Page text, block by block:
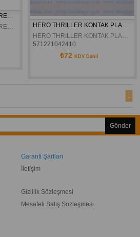
HERO THRILLER ÖN FAR GRENAJI SOL YAN KAPAK ORJINAL
571221042410
₺72 KDV Dahil
1
Gönder
Garanti Şartları
İletişim
Gizlilik Sözleşmesi
Mesafeli Satış Sözleşmesi